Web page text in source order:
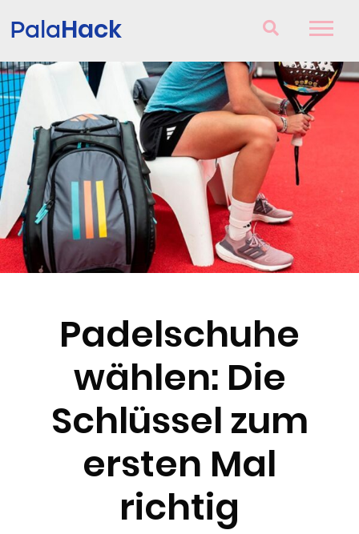
PalaHack
Padelschläger
Fragen und Antworten
Vergleich
Blog
Padelschuhe
wählen: Die
Schlüssel zum
ersten Mal
richtig